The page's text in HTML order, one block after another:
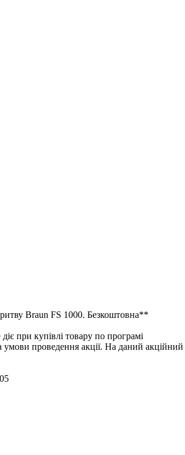
Braun FS 1000. Безкоштовна**
при купівлі товару по програмі
проведення акції. На даний акційний